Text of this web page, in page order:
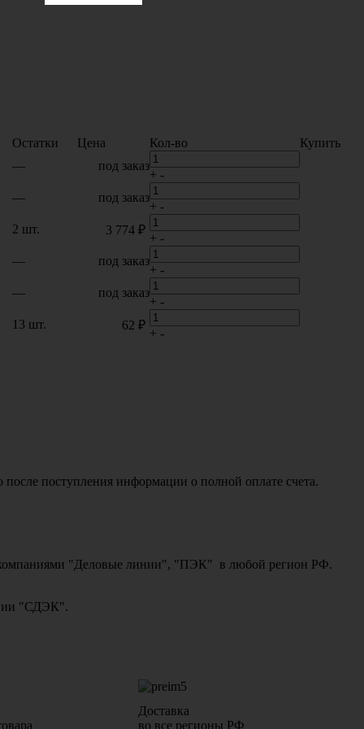
Остатки Цена Кол-во
Купить
— под заказ
+ -
— под заказ
+ -
2 шт. 3 774 ₽
+ -
— под заказ
+ -
— под заказ
+ -
13 шт. 62 ₽
+ -
поступления информации о полной оплате счета.
компаниями "Деловые линии", "ПЭК" в любой регион РФ.
"СДЭК".
Доставка
во все регионы РФ